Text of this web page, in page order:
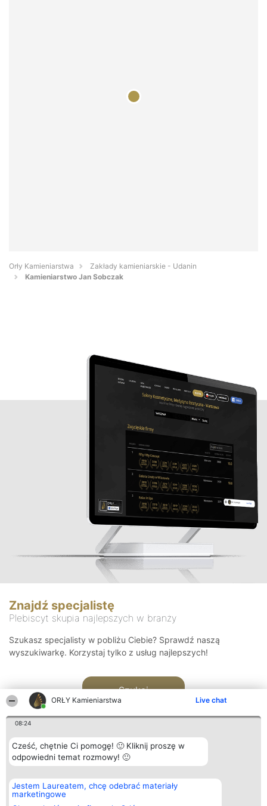
ORŁY Kamieniarstwa Live chat
08:24
Cześć, chętnie Ci pomogę! 🙂 Kliknij proszę w
odpowiedni temat rozmowy! 🙂
Jestem Laureatem, chcę odebrać materiały
marketingowe
Orły Kamieniarstwa
Zakłady kamieniarskie - Udanin
Kamieniarstwo Jan Sobczak
Znajdź specjalistę
Plebiscyt skupia najlepszych w branży
Szukasz specjalisty w pobliżu Ciebie? Sprawdź naszą
wyszukiwarkę. Korzystaj tylko z usług najlepszych!
Szukaj
Organizator plebiscytu
Bright Side Solutions sp. z o.
o. sp. k.
ul. Ruska 22
Plebiscyt
Laureaci
wszystkich
Kontakt
Kontakt